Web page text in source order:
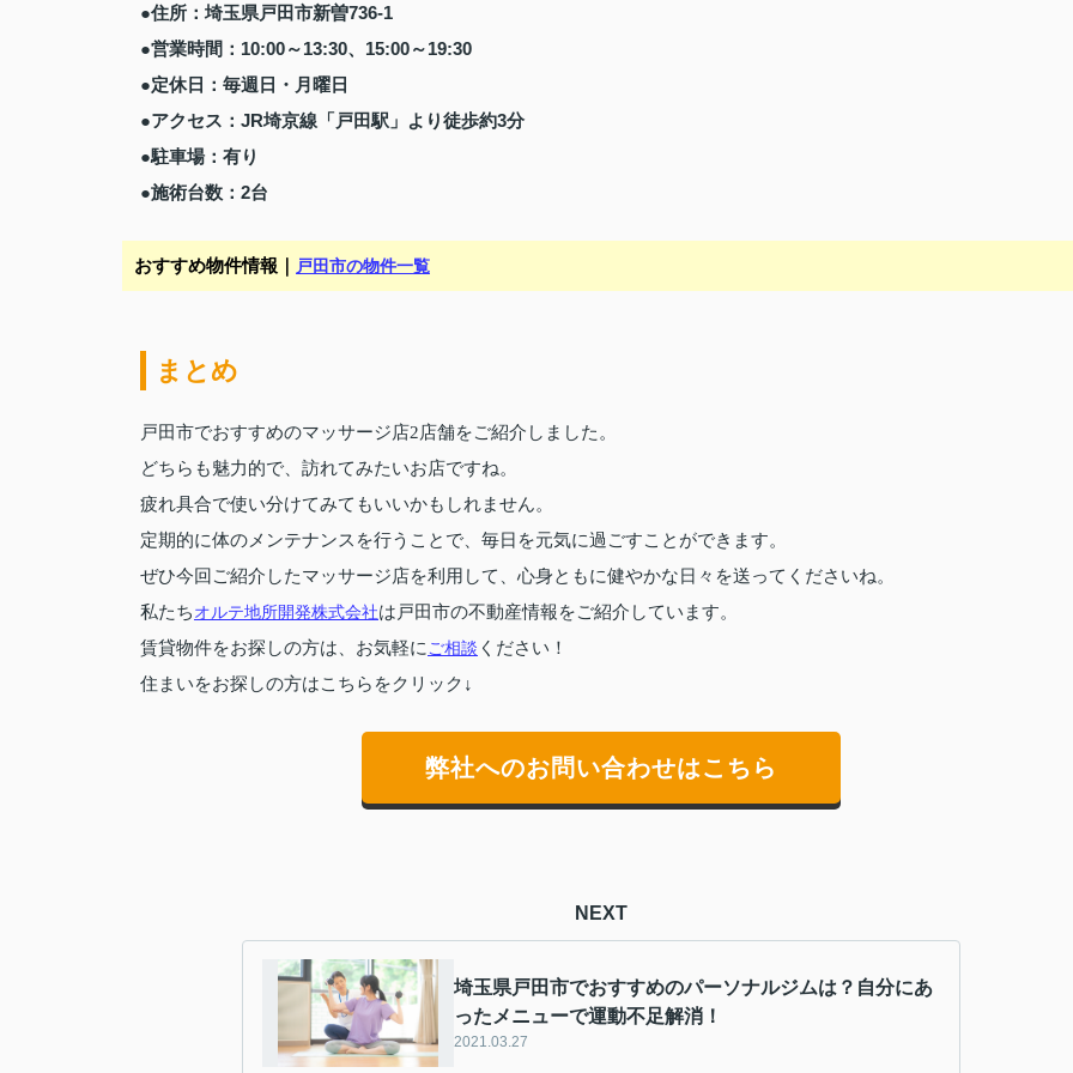
●住所：埼玉県戸田市新曽736-1
●営業時間：10:00～13:30、15:00～19:30
●定休日：毎週日・月曜日
●アクセス：JR埼京線「戸田駅」 より徒歩約3分
●駐車場：有り
●施術台数：2台
おすすめ物件情報｜ 戸田市の物件一覧
まとめ
戸田市でおすすめのマッサージ店2店舗をご紹介しました。
どちらも魅力的で、訪れてみたいお店ですね。
疲れ具合で使い分けてみてもいいかもしれません。
定期的に体のメンテナンスを行うことで、毎日を元気に過ごすことができます。
ぜひ今回ご紹介したマッサージ店を利用して、心身ともに健やかな日々を送ってくださいね。
私たちオルテ地所開発株式会社は戸田市の不動産情報をご紹介しています。
賃貸物件をお探しの方は、お気軽に ご相談 ください！
住まいをお探しの方はこちらをクリック↓
弊社へのお問い合わせはこちら
NEXT
埼玉県戸田市でおすすめのパーソナルジムは？自分にあ
ったメニューで運動不足解消！
2021.03.27